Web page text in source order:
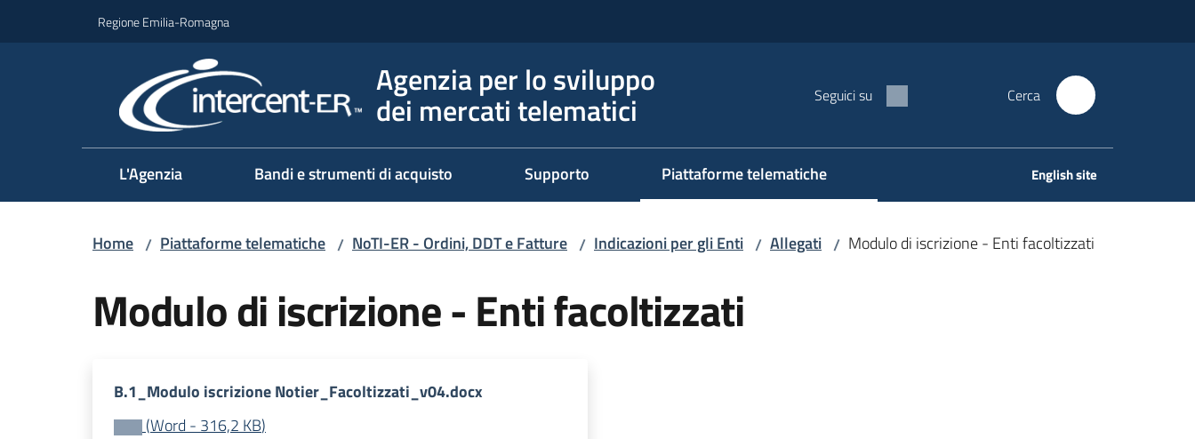
Regione Emilia-Romagna
Agenzia per lo sviluppo
dei mercati telematici Seguici su Cerca
L'Agenzia Bandi e strumenti di acquisto Supporto Piattaforme telematiche English site
Home / Piattaforme telematiche / NoTI-ER - Ordini, DDT e Fatture / Indicazioni per gli Enti / Allegati / Modulo di iscrizione - Enti facoltizzati
Modulo di iscrizione - Enti facoltizzati
B.1_Modulo iscrizione Notier_Facoltizzati_v04.docx
(Word - 316,2 KB)